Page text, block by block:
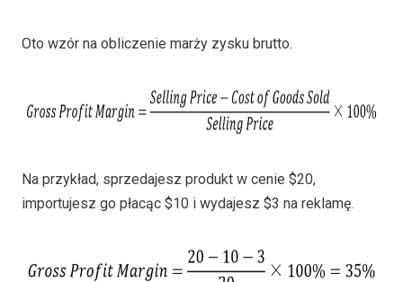
Oto wzór na obliczenie marży zysku brutto.
Na przykład, sprzedajesz produkt w cenie $20,
importujesz go płacąc $10 i wydajesz $3 na reklamę.